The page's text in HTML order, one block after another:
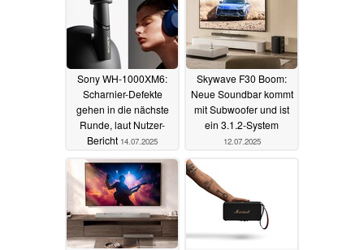
Sony WH-1000XM6:
Scharnier-Defekte
gehen in die nächste
Runde, laut Nutzer-
Bericht 14.07.2025
Skywave F30 Boom:
Neue Soundbar kommt
mit Subwoofer und ist
ein 3.1.2-System
12.07.2025